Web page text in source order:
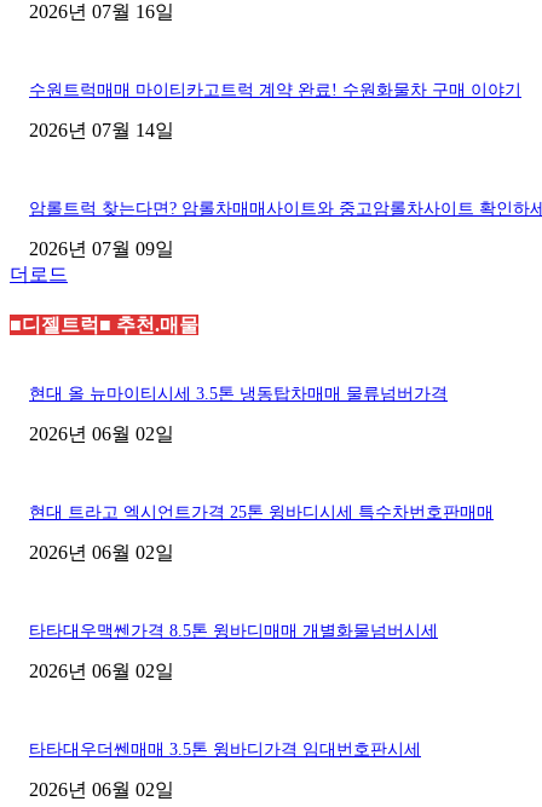
2026년 07월 16일
수원트럭매매 마이티카고트럭 계약 완료! 수원화물차 구매 이야기
2026년 07월 14일
암롤트럭 찾는다면? 암롤차매매사이트와 중고암롤차사이트 확인하
2026년 07월 09일
더로드
■디젤트럭■ 추천.매물
현대 올 뉴마이티시세 3.5톤 냉동탑차매매 물류넘버가격
2026년 06월 02일
현대 트라고 엑시언트가격 25톤 윙바디시세 특수차번호판매매
2026년 06월 02일
타타대우맥쎈가격 8.5톤 윙바디매매 개별화물넘버시세
2026년 06월 02일
타타대우더쎈매매 3.5톤 윙바디가격 임대번호판시세
2026년 06월 02일